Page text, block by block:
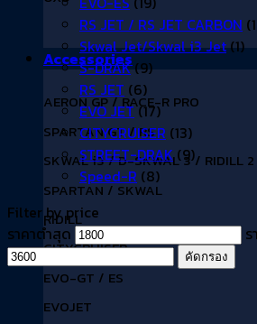
Accessories
AERON GP / RACE-R PRO
SPARTAN GT / RS
SKWAL i3 / D-SKWAL 3 / RIDILL 2
SPARTAN / SKWAL
RIDILL
CITYCRUISER
EVO-GT / ES
EVOJET
RS JET / RS JET CARBON
Skwal Jet/Skwal i3 Jet (1)
S-DRAK (9)
RS JET (6)
EVO JET (17)
CITYCRUISER (13)
STREET-DRAK (9)
Speed-R (8)
Filter by price
ราคาต่ำสุด
คัดกรอง